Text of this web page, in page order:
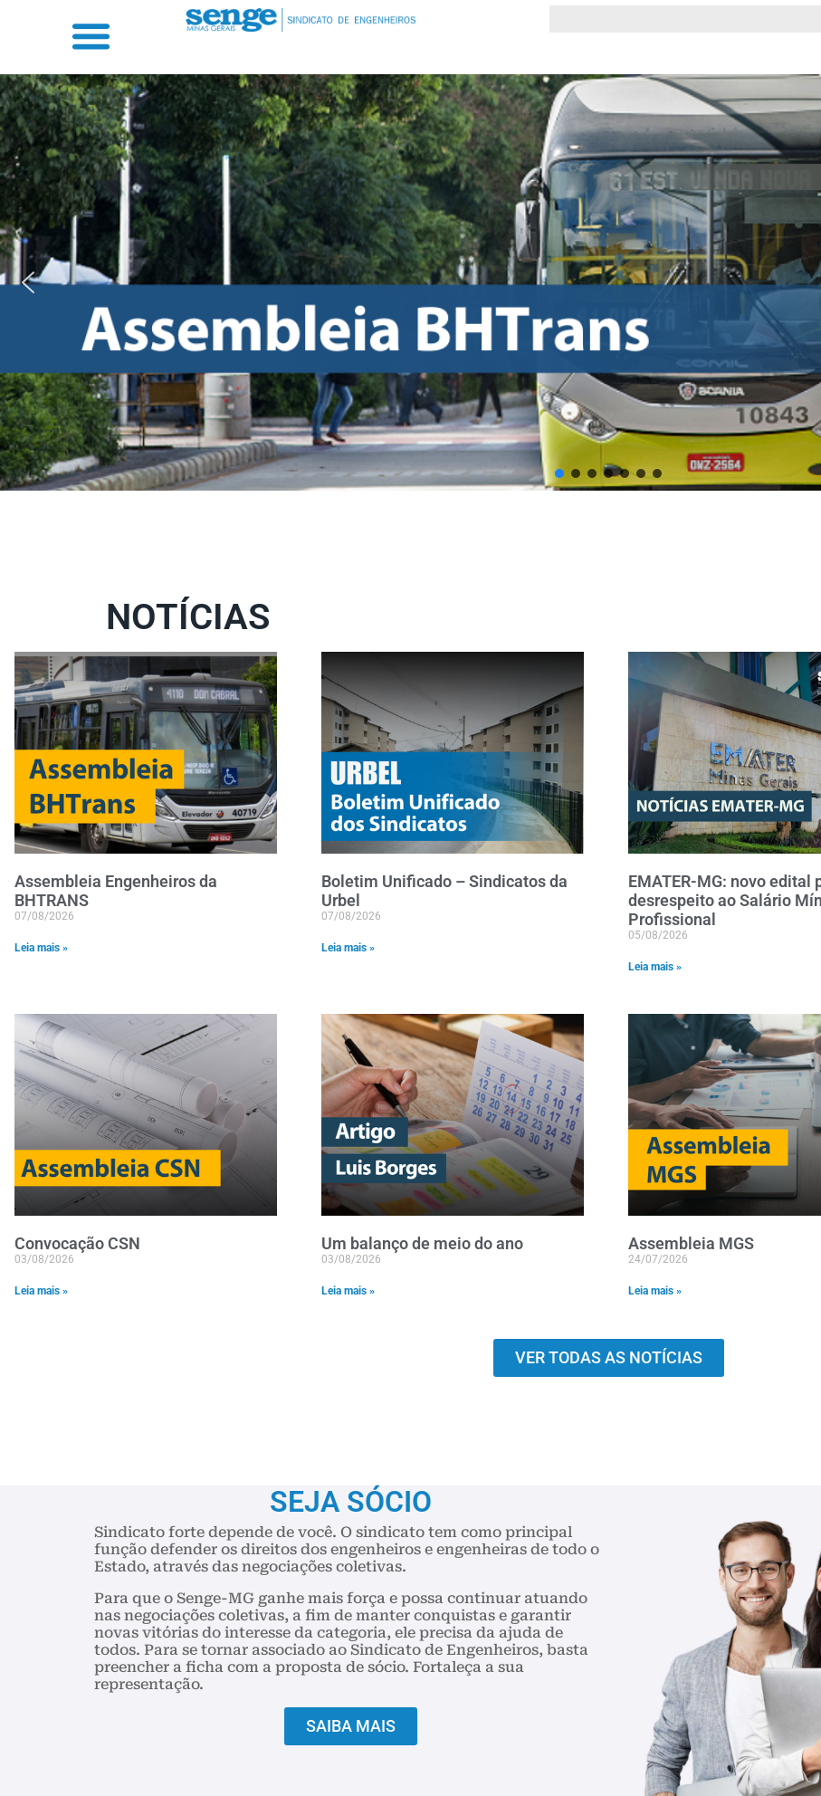
NOTÍCIAS
Assembleia Engenheiros da
BHTRANS
07/08/2026
Leia mais »
Boletim Unificado – Sindicatos da
Urbel
07/08/2026
Leia mais »
EMATER-MG: novo edital
desrespeito ao Salário
Profissional
05/08/2026
Leia mais »
Convocação CSN
03/08/2026
Leia mais »
Um balanço de meio do ano
03/08/2026
Leia mais »
Assembleia MGS
24/07/2026
Leia mais »
VER TODAS AS NOTÍCIAS
SEJA SÓCIO
Sindicato forte depende de você. O sindicato tem como principal
função defender os direitos dos engenheiros e engenheiras de todo o
Estado, através das negociações coletivas.
Para que o Senge-MG ganhe mais força e possa continuar atuando
nas negociações coletivas, a fim de manter conquistas e garantir
novas vitórias do interesse da categoria, ele precisa da ajuda de
todos. Para se tornar associado ao Sindicato de Engenheiros, basta
preencher a ficha com a proposta de sócio. Fortaleça a sua
representação.
SAIBA MAIS